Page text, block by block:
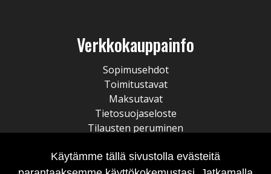
Verkkokauppainfo
Sopimusehdot
Toimitustavat
Maksutavat
Tietosuojaseloste
Tilausten peruminen
Käytämme tällä sivustolla evästeitä